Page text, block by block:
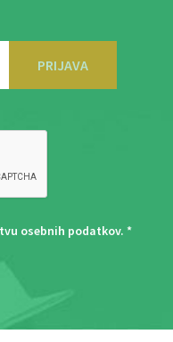
PRIJAVA
osebnih podatkov. *